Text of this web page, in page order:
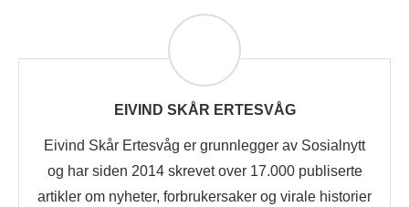
EIVIND SKÅR ERTESVÅG
Eivind Skår Ertesvåg er grunnlegger av Sosialnytt
og har siden 2014 skrevet over 17.000 publiserte
artikler om nyheter, forbrukersaker og virale historier